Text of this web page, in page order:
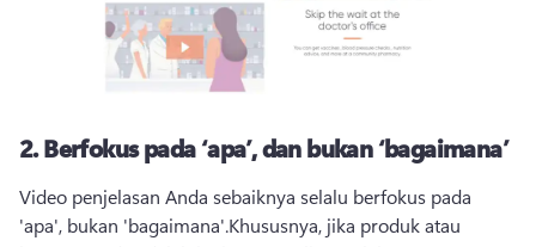
2.Berfokus pada ‘apa’, dan bukan ‘bagaimana’
Video penjelasan Anda sebaiknya selalu berfokus pada
'apa', bukan 'bagaimana'.Khususnya, jika produk atau